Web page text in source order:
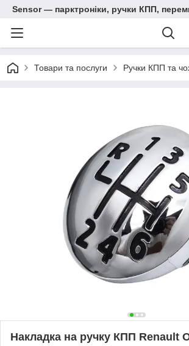
Sensor — парктроніки, ручки КПП,
Товари та послуги Ручки КПП та
Накладка на ручку КПП Renault